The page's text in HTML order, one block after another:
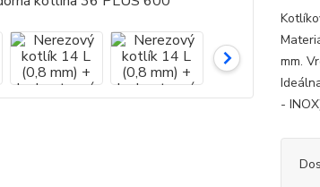
mm.
-